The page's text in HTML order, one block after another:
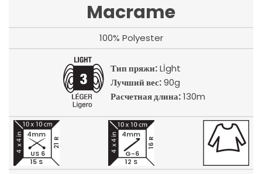
Macrame
100% Polyester
Тип пряжи:Lİght
Лучший вес:90g
Расчетная длина:130m
15 S
21 R
4mm
US 6
12 S
16 R
4mm
G-6